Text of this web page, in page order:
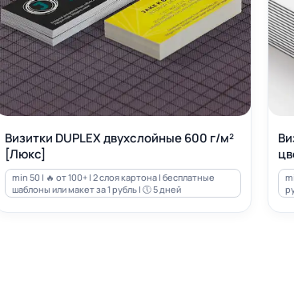
Визитки DUPLEX двухслойные 600 г/м²
[Люкс]
min 50 | 🔥 от 100+ | 2 слоя картона | бесплатные
шаблоны или макет за 1 рубль | 🕔 5 дней